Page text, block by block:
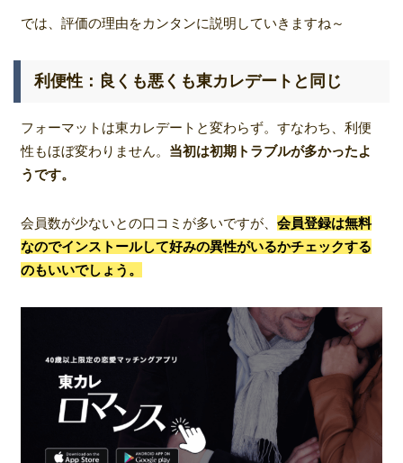
では、評価の理由をカンタンに説明していきますね～
利便性：良くも悪くも東カレデートと同じ
フォーマットは東カレデートと変わらず。すなわち、利便
性もほぼ変わりません。 当初は初期トラブルが多かったよ
うです。
会員数が少ないとの口コミが多いですが、 会員登録は無料
なのでインストールして好みの異性がいるかチェックする
のもいいでしょう。